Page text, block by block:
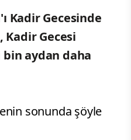
Kadir Gecesinde
Gecesi
bin aydan daha
sonunda şöyle